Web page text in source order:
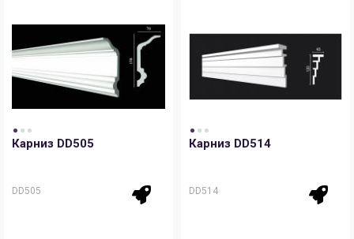
Карниз DD505
DD505
Карниз DD514
DD514